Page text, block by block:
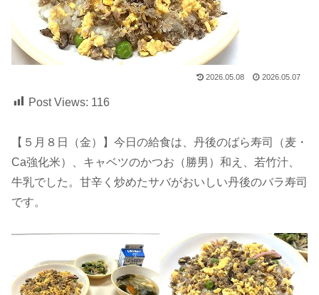
2026.05.08 2026.05.07
Post Views: 116
【５月８日（金）】今日の給食は、丹後のばら寿司（麦・
Ca強化米）、キャベツのかつお（勝男）和え、若竹汁、
牛乳でした。甘辛く炒めたサバがおいしい丹後のバラ寿司
です。